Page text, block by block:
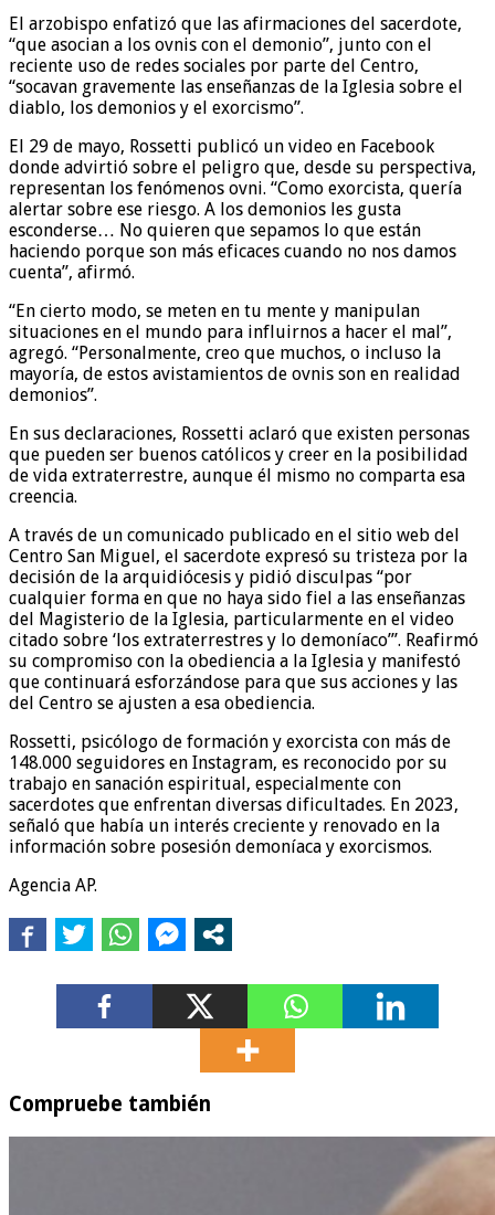
El arzobispo enfatizó que las afirmaciones del sacerdote,
“que asocian a los ovnis con el demonio”, junto con el
reciente uso de redes sociales por parte del Centro,
“socavan gravemente las enseñanzas de la Iglesia sobre el
diablo, los demonios y el exorcismo”.
El 29 de mayo, Rossetti publicó un video en Facebook
donde advirtió sobre el peligro que, desde su perspectiva,
representan los fenómenos ovni. “Como exorcista, quería
alertar sobre ese riesgo. A los demonios les gusta
esconderse… No quieren que sepamos lo que están
haciendo porque son más eficaces cuando no nos damos
cuenta”, afirmó.
“En cierto modo, se meten en tu mente y manipulan
situaciones en el mundo para influirnos a hacer el mal”,
agregó. “Personalmente, creo que muchos, o incluso la
mayoría, de estos avistamientos de ovnis son en realidad
demonios”.
En sus declaraciones, Rossetti aclaró que existen personas
que pueden ser buenos católicos y creer en la posibilidad
de vida extraterrestre, aunque él mismo no comparta esa
creencia.
A través de un comunicado publicado en el sitio web del
Centro San Miguel, el sacerdote expresó su tristeza por la
decisión de la arquidiócesis y pidió disculpas “por
cualquier forma en que no haya sido fiel a las enseñanzas
del Magisterio de la Iglesia, particularmente en el video
citado sobre ‘los extraterrestres y lo demoníaco’”. Reafirmó
su compromiso con la obediencia a la Iglesia y manifestó
que continuará esforzándose para que sus acciones y las
del Centro se ajusten a esa obediencia.
Rossetti, psicólogo de formación y exorcista con más de
148.000 seguidores en Instagram, es reconocido por su
trabajo en sanación espiritual, especialmente con
sacerdotes que enfrentan diversas dificultades. En 2023,
señaló que había un interés creciente y renovado en la
información sobre posesión demoníaca y exorcismos.
Agencia AP.
Compruebe también